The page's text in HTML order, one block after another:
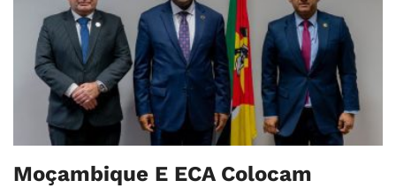
Moçambique E ECA Colocam